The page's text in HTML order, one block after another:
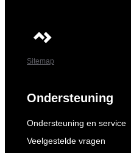
Sitemap
Ondersteuning
Ondersteuning en service
Veelgestelde vragen